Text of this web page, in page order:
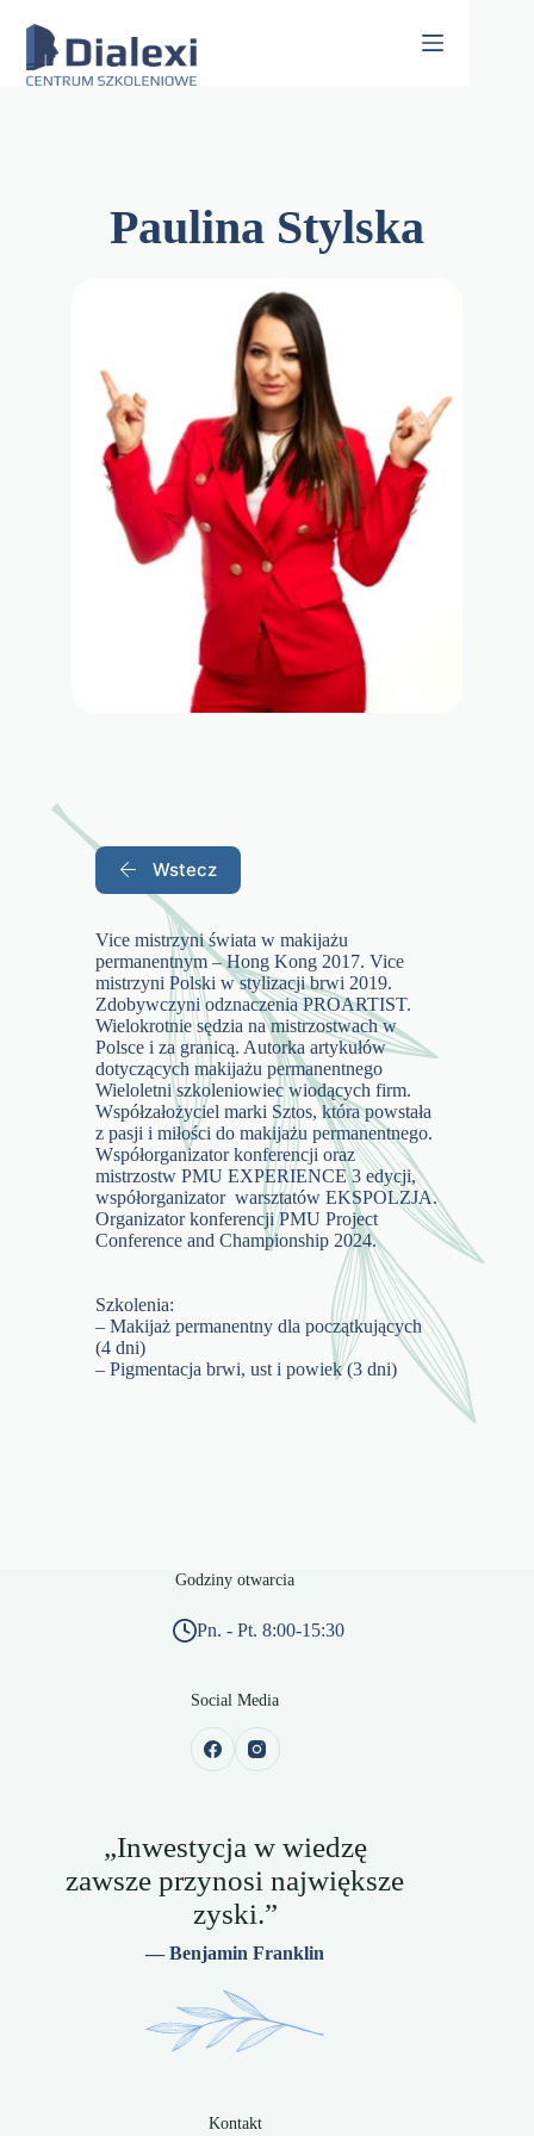
content
Paulina Stylska
Wstecz
Vice mistrzyni świata w makijażu
permanentnym – Hong Kong 2017. Vice
mistrzyni Polski w stylizacji brwi 2019.
Zdobywczyni odznaczenia PROARTIST.
Wielokrotnie sędzia na mistrzostwach w
Polsce i za granicą. Autorka artykułów
dotyczących makijażu permanentnego
Wieloletni szkoleniowiec wiodących firm.
Współzałożyciel marki Sztos, która powstała
z pasji i miłości do makijażu permanentnego.
Współorganizator konferencji oraz
mistrzostw PMU EXPERIENCE 3 edycji,
współorganizator warsztatów EKSPOLZJA.
Organizator konferencji PMU Project
Conference and Championship 2024.
Szkolenia:
– Makijaż permanentny dla początkujących
(4 dni)
– Pigmentacja brwi, ust i powiek (3 dni)
Godziny otwarcia
Pn. - Pt. 8:00-15:30
Social Media
„Inwestycja w wiedzę
zawsze przynosi największe
zyski.”
— Benjamin Franklin
Kontakt